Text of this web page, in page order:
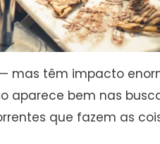
mas têm impacto
aparece bem nas
que fazem as